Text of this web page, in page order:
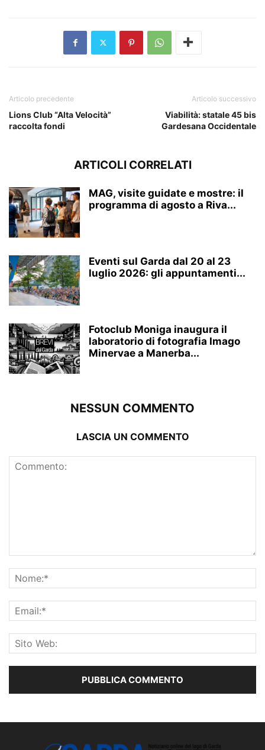
Articolo precedente
Lions Club “Alta Velocità”
raccolta fondi
Articolo successivo
Viabilità: statale 45 bis
Gardesana Occidentale
ARTICOLI CORRELATI
MAG, visite guidate e mostre: il
programma di agosto a Riva...
Eventi sul Garda dal 20 al 23
luglio 2026: gli appuntamenti...
Fotoclub Moniga inaugura il
laboratorio di fotografia Imago
Minervae a Manerba...
NESSUN COMMENTO
LASCIA UN COMMENTO